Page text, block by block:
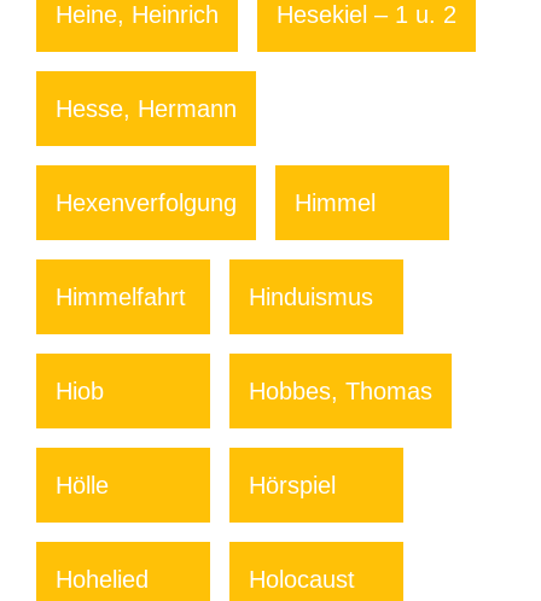
Heine, Heinrich Hesekiel – 1 u. 2
Hesse, Hermann
Hexenverfolgung Himmel
Himmelfahrt Hinduismus
Hiob Hobbes, Thomas
Hölle Hörspiel
Hohelied Holocaust